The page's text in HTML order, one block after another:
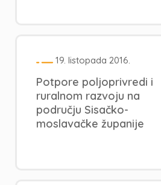
19. listopada 2016.
Potpore poljoprivredi i
ruralnom razvoju na
području Sisačko-
moslavačke županije